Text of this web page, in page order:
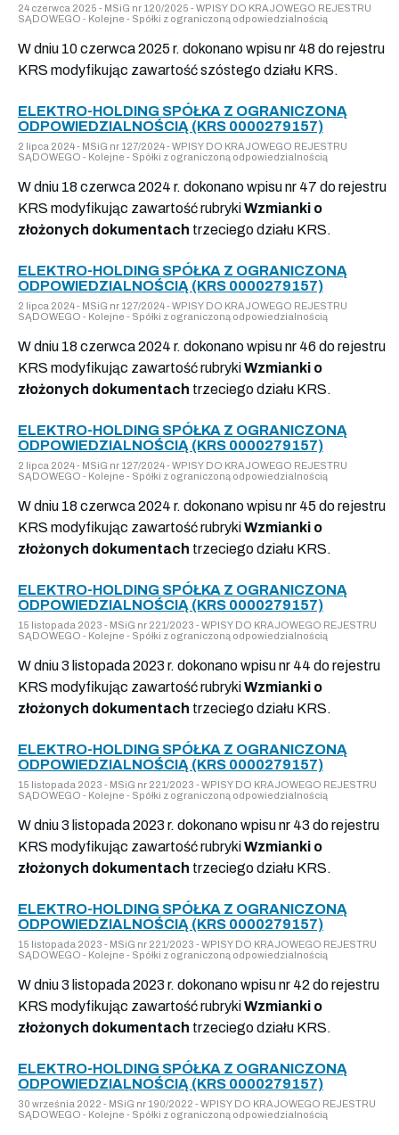
24 czerwca 2025 - MSiG nr 120/2025 - WPISY DO KRAJOWEGO REJESTRU
SĄDOWEGO - Kolejne - Spółki z ograniczoną odpowiedzialnością
W dniu 10 czerwca 2025 r. dokonano wpisu nr 48 do rejestru
KRS modyfikując zawartość szóstego działu KRS.
ELEKTRO-HOLDING SPÓŁKA Z OGRANICZONĄ
ODPOWIEDZIALNOŚCIĄ (KRS 0000279157)
2 lipca 2024 - MSiG nr 127/2024 - WPISY DO KRAJOWEGO REJESTRU
SĄDOWEGO - Kolejne - Spółki z ograniczoną odpowiedzialnością
W dniu 18 czerwca 2024 r. dokonano wpisu nr 47 do rejestru
KRS modyfikując zawartość rubrykiWzmianki o
złożonych dokumentach trzeciego działu KRS.
ELEKTRO-HOLDING SPÓŁKA Z OGRANICZONĄ
ODPOWIEDZIALNOŚCIĄ (KRS 0000279157)
2 lipca 2024 - MSiG nr 127/2024 - WPISY DO KRAJOWEGO REJESTRU
SĄDOWEGO - Kolejne - Spółki z ograniczoną odpowiedzialnością
W dniu 18 czerwca 2024 r. dokonano wpisu nr 46 do rejestru
KRS modyfikując zawartość rubrykiWzmianki o
złożonych dokumentach trzeciego działu KRS.
ELEKTRO-HOLDING SPÓŁKA Z OGRANICZONĄ
ODPOWIEDZIALNOŚCIĄ (KRS 0000279157)
2 lipca 2024 - MSiG nr 127/2024 - WPISY DO KRAJOWEGO REJESTRU
SĄDOWEGO - Kolejne - Spółki z ograniczoną odpowiedzialnością
W dniu 18 czerwca 2024 r. dokonano wpisu nr 45 do rejestru
KRS modyfikując zawartość rubrykiWzmianki o
złożonych dokumentach trzeciego działu KRS.
ELEKTRO-HOLDING SPÓŁKA Z OGRANICZONĄ
ODPOWIEDZIALNOŚCIĄ (KRS 0000279157)
15 listopada 2023 - MSiG nr 221/2023 - WPISY DO KRAJOWEGO REJESTRU
SĄDOWEGO - Kolejne - Spółki z ograniczoną odpowiedzialnością
W dniu 3 listopada 2023 r. dokonano wpisu nr 44 do rejestru
KRS modyfikując zawartość rubrykiWzmianki o
złożonych dokumentach trzeciego działu KRS.
ELEKTRO-HOLDING SPÓŁKA Z OGRANICZONĄ
ODPOWIEDZIALNOŚCIĄ (KRS 0000279157)
15 listopada 2023 - MSiG nr 221/2023 - WPISY DO KRAJOWEGO REJESTRU
SĄDOWEGO - Kolejne - Spółki z ograniczoną odpowiedzialnością
W dniu 3 listopada 2023 r. dokonano wpisu nr 43 do rejestru
KRS modyfikując zawartość rubrykiWzmianki o
złożonych dokumentach trzeciego działu KRS.
ELEKTRO-HOLDING SPÓŁKA Z OGRANICZONĄ
ODPOWIEDZIALNOŚCIĄ (KRS 0000279157)
15 listopada 2023 - MSiG nr 221/2023 - WPISY DO KRAJOWEGO REJESTRU
SĄDOWEGO - Kolejne - Spółki z ograniczoną odpowiedzialnością
W dniu 3 listopada 2023 r. dokonano wpisu nr 42 do rejestru
KRS modyfikując zawartość rubrykiWzmianki o
złożonych dokumentach trzeciego działu KRS.
ELEKTRO-HOLDING SPÓŁKA Z OGRANICZONĄ
ODPOWIEDZIALNOŚCIĄ (KRS 0000279157)
30 września 2022 - MSiG nr 190/2022 - WPISY DO KRAJOWEGO REJESTRU
SĄDOWEGO - Kolejne - Spółki z ograniczoną odpowiedzialnością